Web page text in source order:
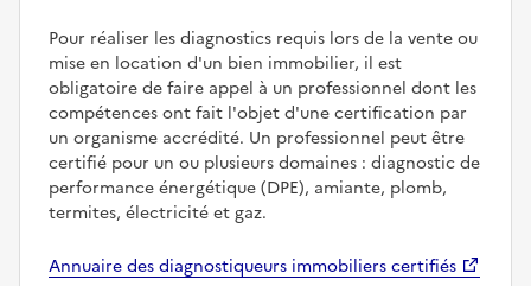
Pour réaliser les diagnostics requis lors de la vente ou
mise en location d'un bien immobilier, il est
obligatoire de faire appel à un professionnel dont les
compétences ont fait l'objet d'une certification par
un organisme accrédité. Un professionnel peut être
certifié pour un ou plusieurs domaines : diagnostic de
performance énergétique (DPE), amiante, plomb,
termites, électricité et gaz.
Annuaire des diagnostiqueurs immobiliers certifiés